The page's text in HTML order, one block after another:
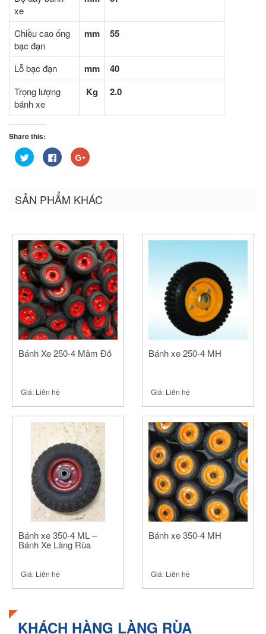
xe
Chiều cao ống
bạc đạn
mm 55
Lỗ bạc đạn mm 40
Trọng lượng
bánh xe
Kg 2.0
Share this:
Bấm
để
(Opens
in
Nhấn
vào
Facebook
(Opens
in
Bấm
để
(Opens
in
SẢN PHẨM KHÁC
Bánh Xe 250-4 Mâm Đỏ
Giá: Liên hệ
Bánh xe 250-4 MH
Giá: Liên hệ
Bánh xe 350-4 ML –
Bánh Xe Làng Rùa
Giá: Liên hệ
Bánh xe 350-4 MH
Giá: Liên hệ
KHÁCH HÀNG LÀNG RÙA